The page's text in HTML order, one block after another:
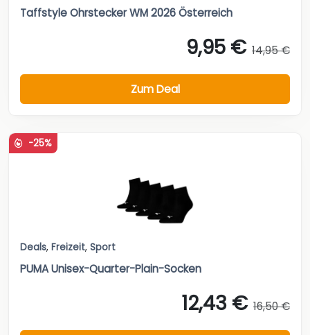
Taffstyle Ohrstecker WM 2026 Österreich
9,95 € 14,95 €
Zum Deal
-25%
Deals, Freizeit, Sport
PUMA Unisex-Quarter-Plain-Socken
12,43 € 16,50 €